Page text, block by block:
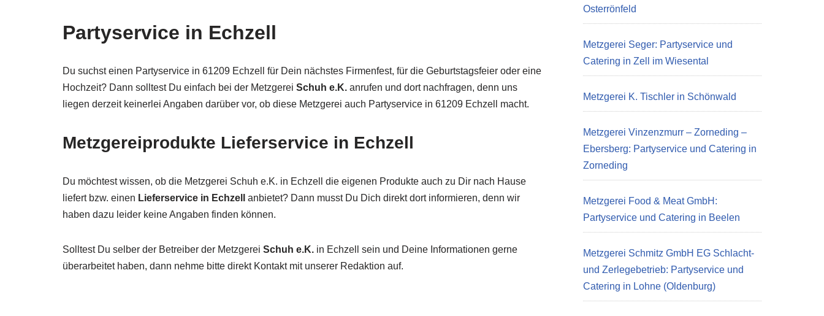
Partyservice in Echzell
Du suchst einen Partyservice in 61209 Echzell für Dein nächstes Firmenfest, für die Geburtstagsfeier oder eine
Hochzeit? Dann solltest Du einfach bei der Metzgerei Schuh e.K. anrufen und dort nachfragen, denn uns
liegen derzeit keinerlei Angaben darüber vor, ob diese Metzgerei auch Partyservice in 61209 Echzell macht.
Metzgereiprodukte Lieferservice in Echzell
Du möchtest wissen, ob die Metzgerei Schuh e.K. in Echzell die eigenen Produkte auch zu Dir nach Hause
liefert bzw. einen Lieferservice in Echzell
anbietet? Dann musst Du Dich direkt dort informieren, denn wir
haben dazu leider keine Angaben finden können.
Solltest Du selber der Betreiber der Metzgerei Schuh e.K. in Echzell sein und Deine Informationen gerne
überarbeitet haben, dann nehme bitte direkt Kontakt mit unserer Redaktion auf.
Osterrönfeld
Metzgerei Seger: Partyservice und
Catering in Zell im Wiesental
Metzgerei K. Tischler in Schönwald
Metzgerei Vinzenzmurr – Zorneding –
Ebersberg: Partyservice und Catering in
Zorneding
Metzgerei Food & Meat GmbH:
Partyservice und Catering in Beelen
Metzgerei Schmitz GmbH EG Schlacht-
und Zerlegebetrieb: Partyservice und
Catering in Lohne (Oldenburg)